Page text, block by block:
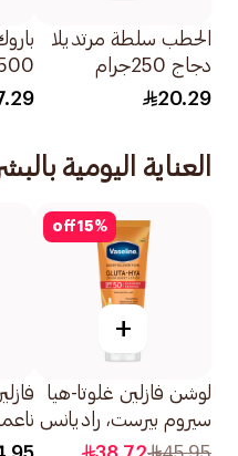
الحطب سلطة مرتديلا
دجاج 250جرام
20.29
العناية اليومية
15%
off
+
لوشن فازلين غلوتا-هيا
سيروم بيرست، راديانس
ديفنس، SPF 50
ناعمة